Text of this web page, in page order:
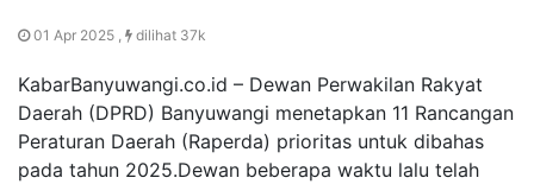
01 Apr 2025 , dilihat 37k
KabarBanyuwangi.co.id – Dewan Perwakilan Rakyat
Daerah (DPRD) Banyuwangi menetapkan 11 Rancangan
Peraturan Daerah (Raperda) prioritas untuk dibahas
pada tahun 2025.Dewan beberapa waktu lalu telah